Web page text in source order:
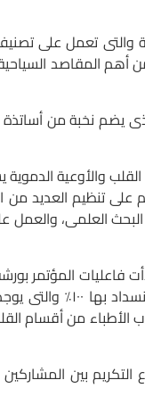
والتى تعمل على
أهم المقاصد
يضم نخبة من أساتذة
والأوعية الدموية
تنظيم العديد من
العلمى، والعمل
فاعليات المؤتمر
الجديد والتى ترأّسها البروفيسور
من أقسام
بين المشاركين